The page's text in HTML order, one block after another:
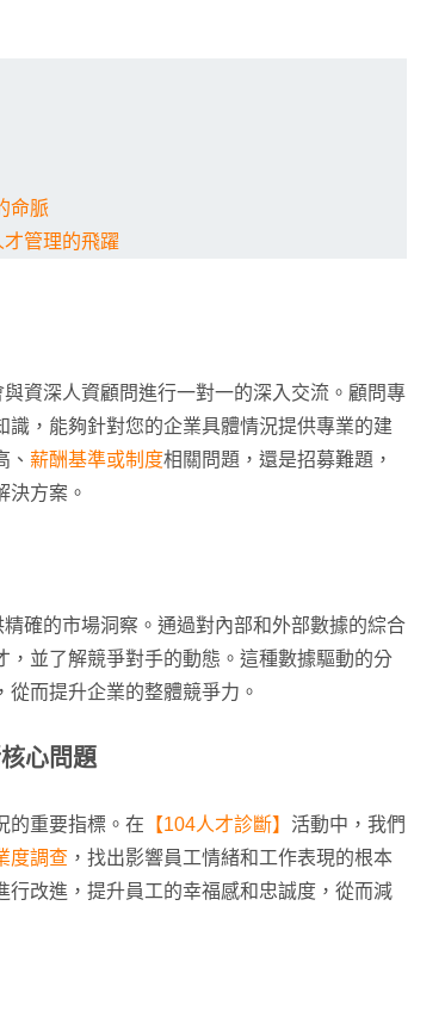
命脈
管理的飛躍
資深人資顧問進行一對一的深入交流。顧問專
，能夠針對您的企業具體情況提供專業的建
、 薪酬基準或制度相關問題，還是招募難題，
決方案。
確的市場洞察。通過對內部和外部數據的綜合
並了解競爭對手的動態。這種數據驅動的分
而提升企業的整體競爭力。
心問題
的重要指標。在 【104人才診斷】 活動中，我們
度調查 ，找出影響員工情緒和工作表現的根本
改進，提升員工的幸福感和忠誠度，從而減